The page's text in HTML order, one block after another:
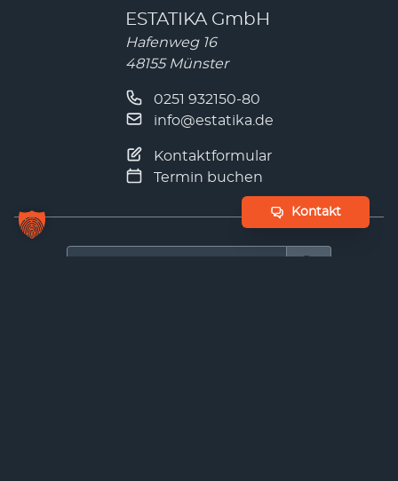
Kontakt
ESTATIKA GmbH
Hafenweg 16
48155 Münster
0251 932150-80
info@estatika.de
Kontaktformular
Termin buchen